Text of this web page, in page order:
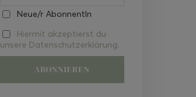
Neue/r AbonnentIn
Hiermit akzeptierst du
unsere Datenschutzerklärung.